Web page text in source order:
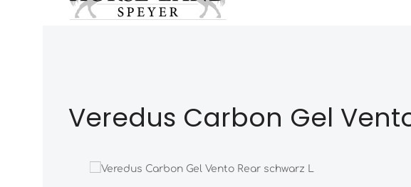
Veredus Carbon Gel
Bildergalerie überspringen